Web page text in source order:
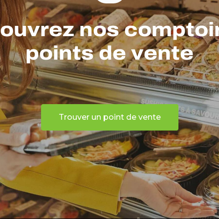
nos
points de vente
Trouver un point de vente